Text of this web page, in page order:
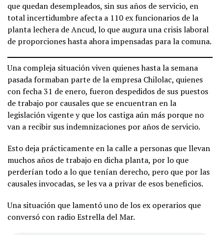
que quedan desempleados, sin sus años de servicio, en
total incertidumbre afecta a 110 ex funcionarios de la
planta lechera de Ancud, lo que augura una crisis laboral
de proporciones hasta ahora impensadas para la comuna.
Una compleja situación viven quienes hasta la semana
pasada formaban parte de la empresa Chilolac, quienes
con fecha 31 de enero, fueron despedidos de sus puestos
de trabajo por causales que se encuentran en la
legislación vigente y que los castiga aún más porque no
van a recibir sus indemnizaciones por años de servicio.
Esto deja prácticamente en la calle a personas que llevan
muchos años de trabajo en dicha planta, por lo que
perderían todo a lo que tenían derecho, pero que por las
causales invocadas, se les va a privar de esos beneficios.
Una situación que lamentó uno de los ex operarios que
conversó con radio Estrella del Mar.